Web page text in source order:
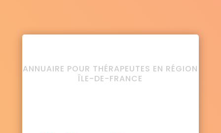
ANNUAIRE POUR THÉRAPEUTES EN RÉGION
ÎLE-DE-FRANCE